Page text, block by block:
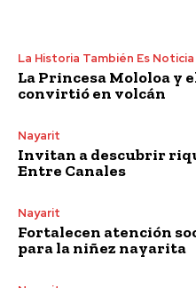
La Historia También Es Noticia
La Princesa Mololoa y
convirtió en volcán
Nayarit
Invitan a descubrir
Entre Canales
Nayarit
Fortalecen atención
para la niñez nayarita